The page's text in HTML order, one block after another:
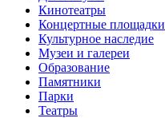
Кинотеатры
Концертные площадки
Культурное наследие
Музеи и галереи
Образование
Памятники
Парки
Театры